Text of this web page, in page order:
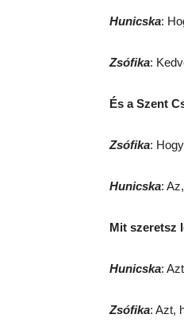
Hunicska:
Zsófika:
És a Szent
Zsófika:
Hunicska:
Mit szeretsz
Hunicska:
Zsófika: Azt,